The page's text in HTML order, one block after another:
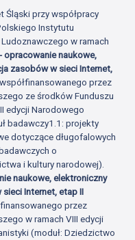
Śląski przy współpracy
Instytutu
w ramach
naukowe,
zasobów w sieci Internet,
przez
ze środków Funduszu
edycji Narodowego
badawczy1.1: projekty
dotyczące długofalowych
o
i kultury narodowej).
naukowe, elektroniczny
Internet, etap II
przez
w ramach VIII edycji
(moduł: Dziedzictwo